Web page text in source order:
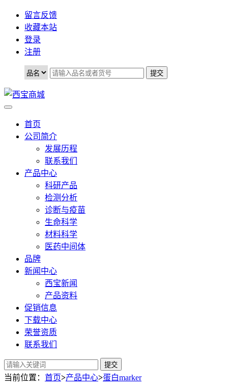
留言反馈
收藏本站
登录
注册
首页
公司简介
发展历程
联系我们
产品中心
科研产品
检测分析
诊断与疫苗
生命科学
材料科学
医药中间体
品牌
新闻中心
西宝新闻
产品资料
促销信息
下载中心
荣誉资质
联系我们
提交
当前位置： 首页>产品中心>蛋白marker